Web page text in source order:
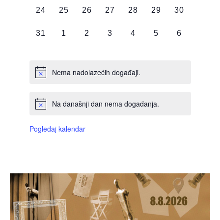
0
24
0
25
0
26
0
27
0
28
0
29
0
30
0
31
0
1
0
2
0
3
0
4
0
5
0
6
Nema nadolazećih događaji.
Na današnji dan nema događanja.
Pogledaj kalendar